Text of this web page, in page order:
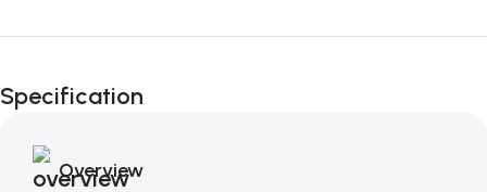
Fino al 12 Ottobre...
Autunno!
Specification
Overview